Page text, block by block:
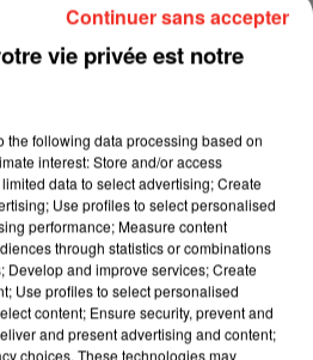
CHANTE
Voir plus
À DISPOSITION DES
vie privée est notre
the following data processing based on
interest: Store and/or access
data to select advertising; Create
Use profiles to select personalised
performance; Measure content
through statistics or combinations
Develop and improve services; Create
Use profiles to select personalised
content; Ensure security, prevent and
and present advertising and content;
choices. These technologies may
Continuer sans accepter